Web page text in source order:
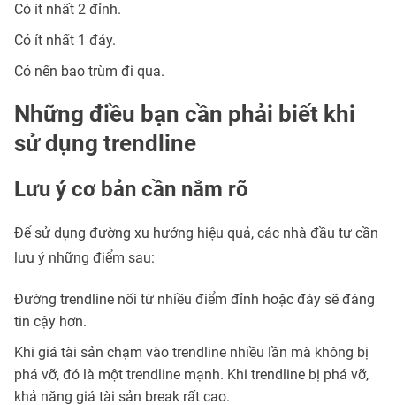
Có ít nhất 2 đỉnh.
Có ít nhất 1 đáy.
Có nến bao trùm đi qua.
Những điều bạn cần phải biết khi
sử dụng trendline
Lưu ý cơ bản cần nắm rõ
Để sử dụng đường xu hướng hiệu quả, các nhà đầu tư cần
lưu ý những điểm sau:
Đường trendline nối từ nhiều điểm đỉnh hoặc đáy sẽ đáng
tin cậy hơn.
Khi giá tài sản chạm vào trendline nhiều lần mà không bị
phá vỡ, đó là một trendline mạnh. Khi trendline bị phá vỡ,
khả năng giá tài sản break rất cao.